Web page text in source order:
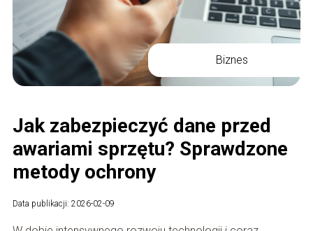
Biznes
Jak zabezpieczyć dane przed
awariami sprzętu? Sprawdzone
metody ochrony
Data publikacji: 2026-02-09